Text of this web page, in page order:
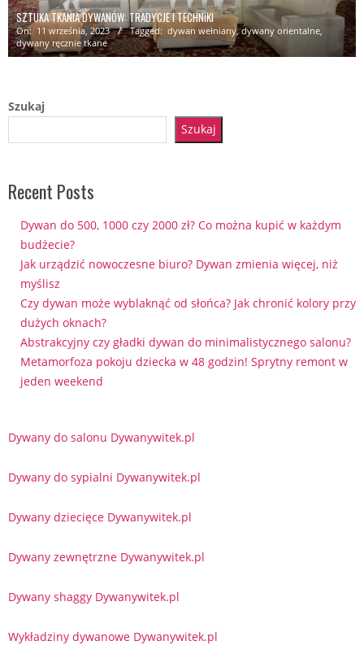
SZTUKA TKANIA DYWANÓW: TRADYCJE I TECHNIKI
On: 11 września, 2023 Tagged: dywan wełniany,dywany orientalne
dywany ręcznie tkane
Szukaj
Szukaj
Recent Posts
Dywan do 500, 1000 czy 2000 zł? Co można kupić w każdym
budżecie?
Jak urządzić nowoczesne biuro? Dywan zmienia więcej, niż
myślisz
Czy dywan może wyblaknąć od słońca? Jak chronić kolory przy
dużych oknach?
Abstrakcyjny czy gładki dywan do minimalistycznego salonu?
Metamorfoza pokoju dziecka w 48 godzin! Sprytny remont w
jeden weekend
Dywany do salonu Dywanywitek.pl
Dywany do sypialni Dywanywitek.pl
Dywany dziecięce Dywanywitek.pl
Dywany zewnętrzne Dywanywitek.pl
Dywany shaggy Dywanywitek.pl
Wykładziny dywanowe Dywanywitek.pl